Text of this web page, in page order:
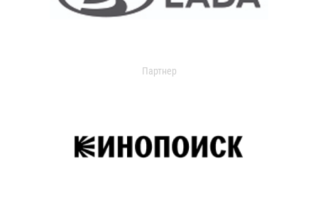
Партнер